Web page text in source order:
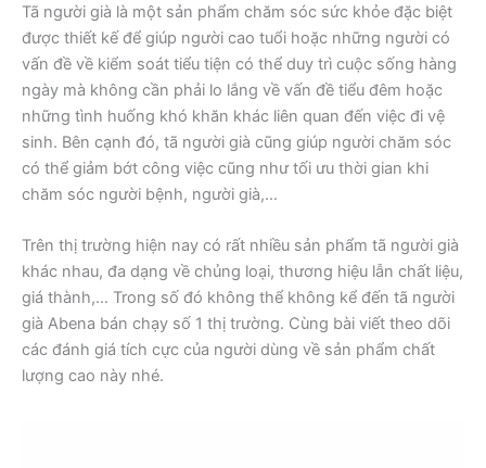
Tã người già là một sản phẩm chăm sóc sức khỏe đặc biệt
được thiết kế để giúp người cao tuổi hoặc những người có
vấn đề về kiểm soát tiểu tiện có thể duy trì cuộc sống hàng
ngày mà không cần phải lo lắng về vấn đề tiểu đêm hoặc
những tình huống khó khăn khác liên quan đến việc đi vệ
sinh. Bên cạnh đó, tã người già cũng giúp người chăm sóc
có thể giảm bớt công việc cũng như tối ưu thời gian khi
chăm sóc người bệnh, người già,…
Trên thị trường hiện nay có rất nhiều sản phẩm tã người già
khác nhau, đa dạng về chủng loại, thương hiệu lẫn chất liệu,
giá thành,… Trong số đó không thể không kể đến tã người
già Abena bán chạy số 1 thị trường. Cùng bài viết theo dõi
các đánh giá tích cực của người dùng về sản phẩm chất
lượng cao này nhé.